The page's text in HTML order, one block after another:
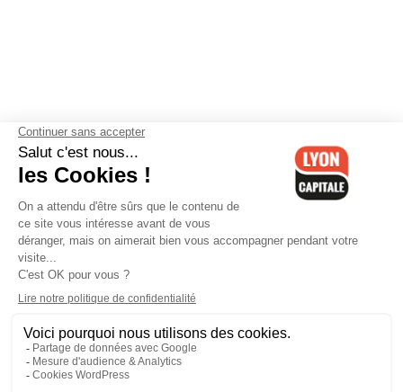
Contactez-nous-Mentions légales-CGV-Politique de
confidentialité-Gestion des cookies